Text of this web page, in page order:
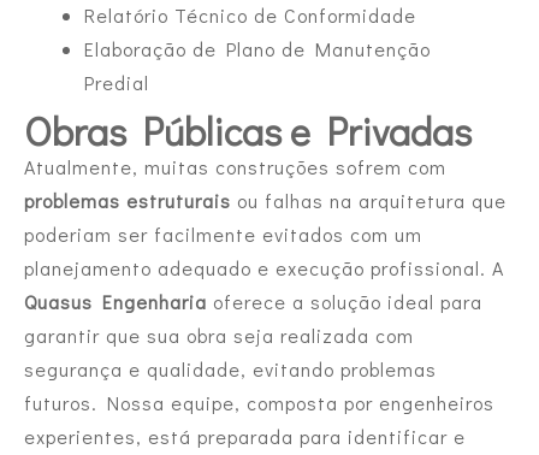
Relatório Técnico de Conformidade
Elaboração de Plano de Manutenção
Predial
Obras Públicas e Privadas
Atualmente, muitas construções sofrem com
problemas estruturais ou falhas na arquitetura que
poderiam ser facilmente evitados com um
planejamento adequado e execução profissional. A
Quasus Engenharia oferece a solução ideal para
garantir que sua obra seja realizada com
segurança e qualidade, evitando problemas
futuros. Nossa equipe, composta por engenheiros
experientes, está preparada para identificar e